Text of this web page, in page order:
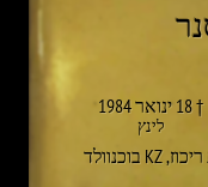
† 18 ינואר 1984
לינץ
,KZ בוכנוולד